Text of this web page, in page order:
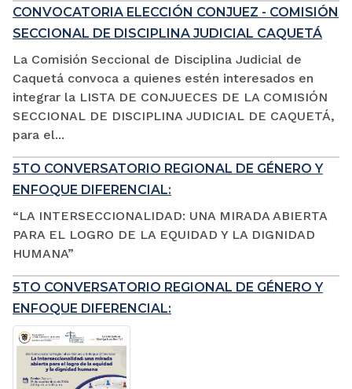
CONVOCATORIA ELECCIÓN CONJUEZ - COMISIÓN
SECCIONAL DE DISCIPLINA JUDICIAL CAQUETÁ
La Comisión Seccional de Disciplina Judicial de
Caquetá convoca a quienes estén interesados en
integrar la LISTA DE CONJUECES DE LA COMISIÓN
SECCIONAL DE DISCIPLINA JUDICIAL DE CAQUETÁ,
para el...
5TO CONVERSATORIO REGIONAL DE GÉNERO Y
ENFOQUE DIFERENCIAL:
“LA INTERSECCIONALIDAD: UNA MIRADA ABIERTA
PARA EL LOGRO DE LA EQUIDAD Y LA DIGNIDAD
HUMANA”
5TO CONVERSATORIO REGIONAL DE GÉNERO Y
ENFOQUE DIFERENCIAL: